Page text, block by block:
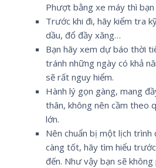
Phượt bằng xe máy thì
Trước khi đi, hãy kiểm tra
dầu, đổ đầy xăng…
Bạn hãy xem dự báo thời
tránh những ngày có khả
sẽ rất nguy hiểm.
Hành lý gọn gàng, mang
thân, không nên cầm theo
lớn.
Nên chuẩn bị một lịch
càng tốt, hãy tìm hiểu
đến. Như vậy bạn sẽ